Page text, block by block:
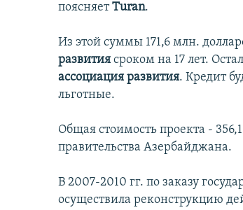
поясняетTuran.
Из этой суммы 171,6 млн.
развития сроком на 17 лет.
ассоциация развития. Кредит
льготные.
Общая стоимость проекта -
правительства Азербайджана.
В 2007-2010 гг. по заказу
осуществила реконструкцию